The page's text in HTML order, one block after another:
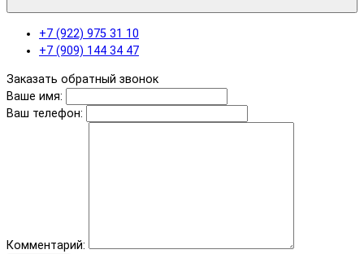
+7 (922) 975 31 10
+7 (909) 144 34 47
Заказать обратный звонок
Ваше имя:
Ваш телефон:
Комментарий: